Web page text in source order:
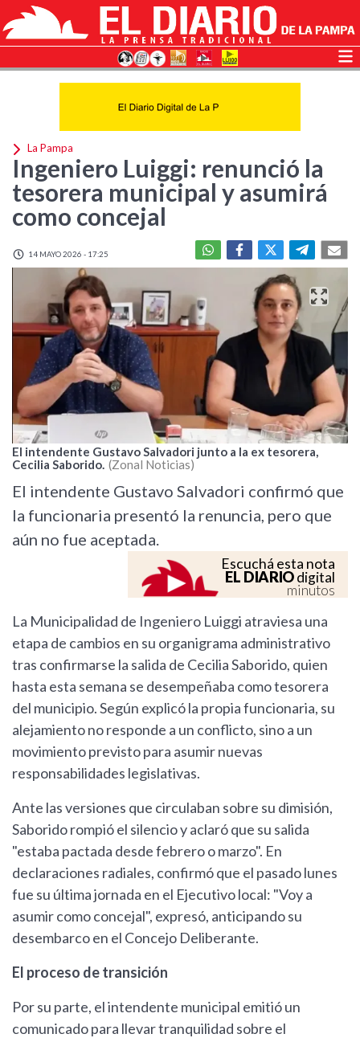
La Pampa
Ingeniero Luiggi: renunció la
tesorera municipal y asumirá
como concejal
14 MAYO 2026 - 17:25
El intendente Gustavo Salvadori junto a la ex tesorera,
Cecilia Saborido. Zonal Noticias
El intendente Gustavo Salvadori confirmó que
la funcionaria presentó la renuncia, pero que
aún no fue aceptada.
Escuchá esta nota
EL DIARIOdigital
minutos
La Municipalidad de Ingeniero Luiggi atraviesa una
etapa de cambios en su organigrama administrativo
tras confirmarse la salida de Cecilia Saborido, quien
hasta esta semana se desempeñaba como tesorera
del municipio. Según explicó la propia funcionaria, su
alejamiento no responde a un conflicto, sino a un
movimiento previsto para asumir nuevas
responsabilidades legislativas.
Ante las versiones que circulaban sobre su dimisión,
Saborido rompió el silencio y aclaró que su salida
"estaba pactada desde febrero o marzo". En
declaraciones radiales, confirmó que el pasado lunes
fue su última jornada en el Ejecutivo local: "Voy a
asumir como concejal", expresó, anticipando su
desembarco en el Concejo Deliberante.
El proceso de transición
Por su parte, el intendente municipal emitió un
comunicado para llevar tranquilidad sobre el